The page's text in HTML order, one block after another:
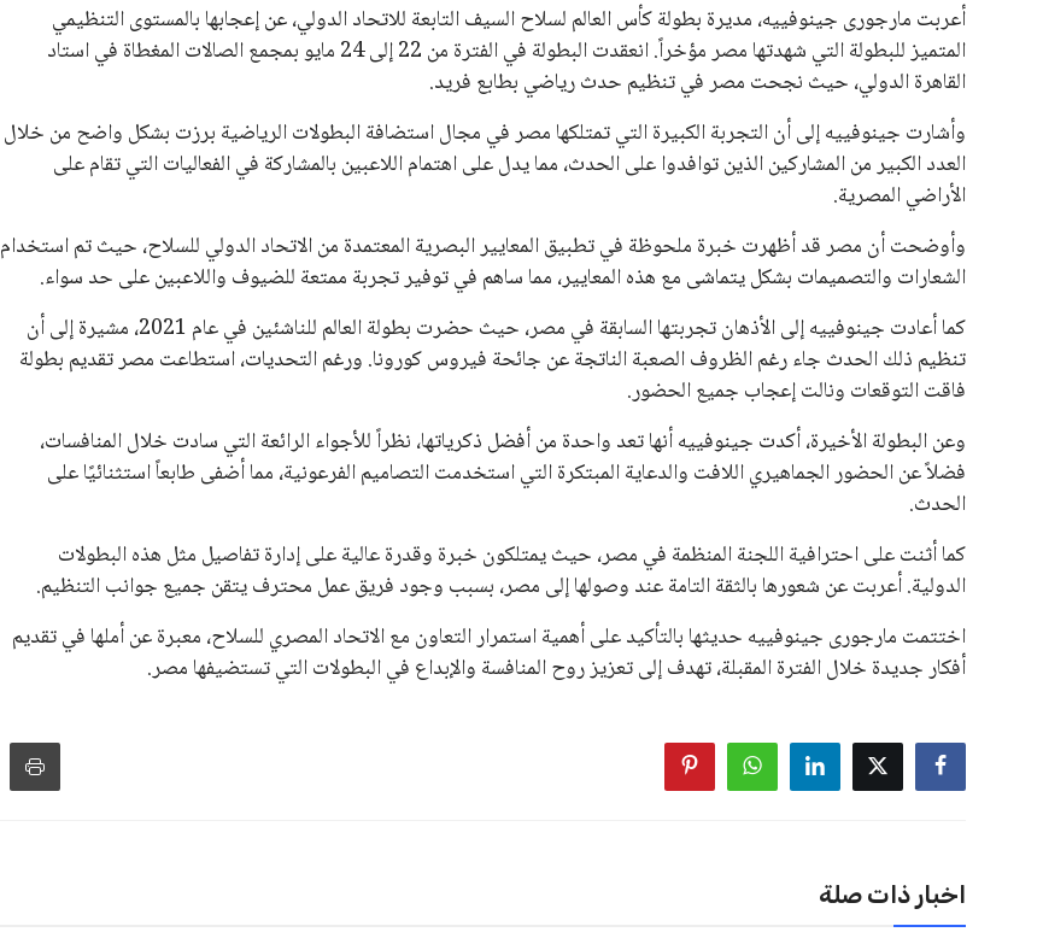
أعربت مارجورى جينوفييه، مديرة بطولة كأس العالم لسلاح السيف التابعة للاتحاد الدولي، عن إعجابها بالمستوى التنظيمي
المتميز للبطولة التي شهدتها مصر مؤخراً. انعقدت البطولة في الفترة من 22 إلى 24 مايو بمجمع الصالات المغطاة في استاد
القاهرة الدولي، حيث نجحت مصر في تنظيم حدث رياضي بطابع فريد.
وأشارت جينوفييه إلى أن التجربة الكبيرة التي تمتلكها مصر في مجال استضافة البطولات الرياضية برزت بشكل واضح من خلال
العدد الكبير من المشاركين الذين توافدوا على الحدث، مما يدل على اهتمام اللاعبين بالمشاركة في الفعاليات التي تقام على
الأراضي المصرية.
وأوضحت أن مصر قد أظهرت خبرة ملحوظة في تطبيق المعايير البصرية المعتمدة من الاتحاد الدولي للسلاح، حيث تم استخدام
الشعارات والتصميمات بشكل يتماشى مع هذه المعايير، مما ساهم في توفير تجربة ممتعة للضيوف واللاعبين على حد سواء.
كما أعادت جينوفييه إلى الأذهان تجربتها السابقة في مصر، حيث حضرت بطولة العالم للناشئين في عام 2021، مشيرة إلى أن
تنظيم ذلك الحدث جاء رغم الظروف الصعبة الناتجة عن جائحة فيروس كورونا. ورغم التحديات، استطاعت مصر تقديم بطولة
فاقت التوقعات ونالت إعجاب جميع الحضور.
وعن البطولة الأخيرة، أكدت جينوفييه أنها تعد واحدة من أفضل ذكرياتها، نظراً للأجواء الرائعة التي سادت خلال المنافسات،
فضلاً عن الحضور الجماهيري اللافت والدعاية المبتكرة التي استخدمت التصاميم الفرعونية، مما أضفى طابعاً استثنائيًا على
الحدث.
كما أثنت على احترافية اللجنة المنظمة في مصر، حيث يمتلكون خبرة وقدرة عالية على إدارة تفاصيل مثل هذه البطولات
الدولية. أعربت عن شعورها بالثقة التامة عند وصولها إلى مصر، بسبب وجود فريق عمل محترف يتقن جميع جوانب التنظيم.
اختتمت مارجورى جينوفييه حديثها بالتأكيد على أهمية استمرار التعاون مع الاتحاد المصري للسلاح، معبرة عن أملها في تقديم
أفكار جديدة خلال الفترة المقبلة، تهدف إلى تعزيز روح المنافسة والإبداع في البطولات التي تستضيفها مصر.
اخبار ذات صلة